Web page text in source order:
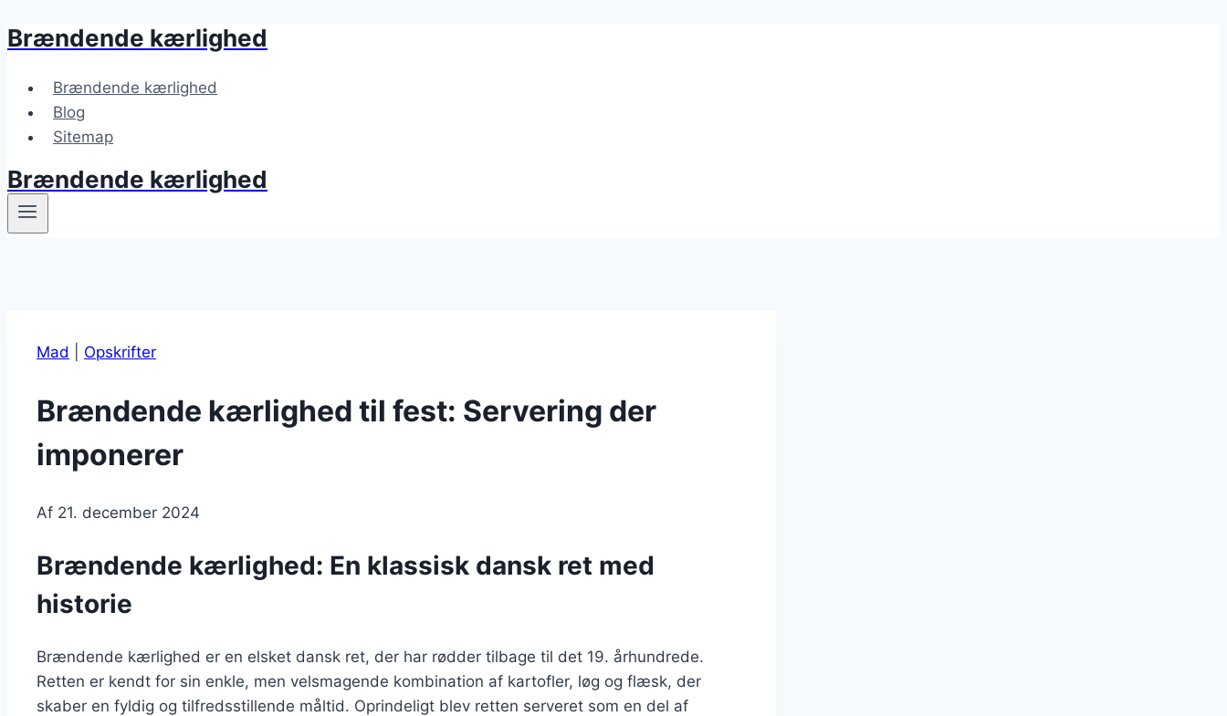
Fortsæt
indhold
Brændende kærlighed
Brændende kærlighed
Blog
Sitemap
Brændende kærlighed
Mad Opskrifter
Brændende kærlighed til fest: Servering der
imponerer
Af 21. december 2024
Brændende kærlighed: En klassisk dansk ret med
historie
Brændende kærlighed er en elsket dansk ret, der har rødder tilbage til det 19. århundrede.
Retten er kendt for sin enkle, men velsmagende kombination af kartofler, løg og flæsk, der
skaber en fyldig og tilfredsstillende måltid. Oprindeligt blev retten serveret som en del af